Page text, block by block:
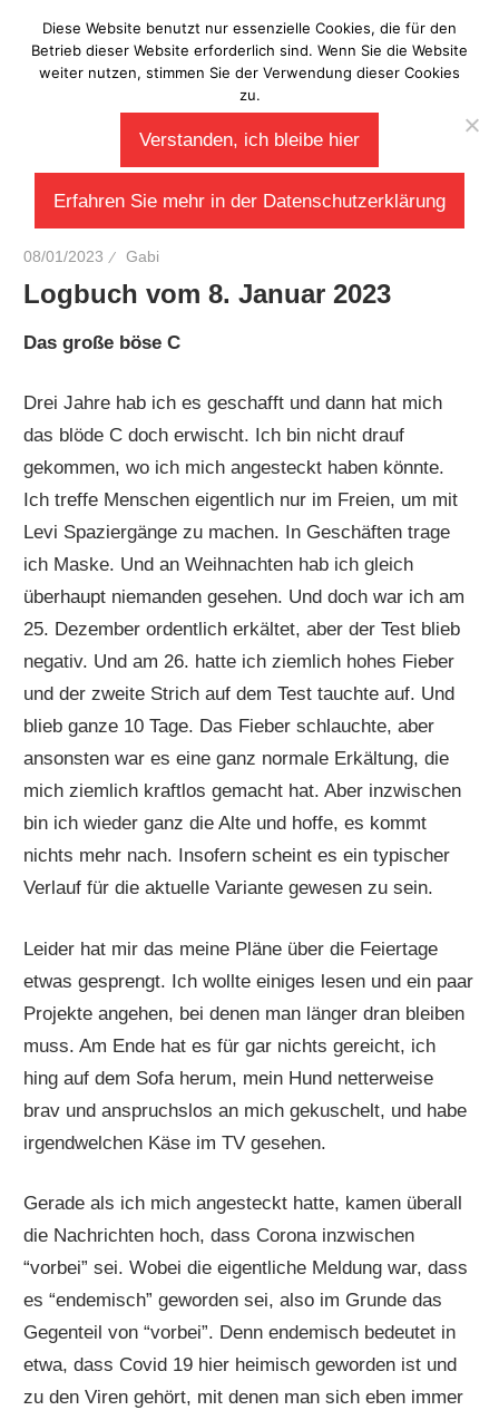
Inhalt
springen
Laberladen
08/01/2023 Gabi
Logbuch vom 8. Januar 2023
Das große böse C
Drei Jahre hab ich es geschafft und dann hat mich
das blöde C doch erwischt. Ich bin nicht drauf
gekommen, wo ich mich angesteckt haben könnte.
Ich treffe Menschen eigentlich nur im Freien, um mit
Levi Spaziergänge zu machen. In Geschäften trage
ich Maske. Und an Weihnachten hab ich gleich
überhaupt niemanden gesehen. Und doch war ich am
25. Dezember ordentlich erkältet, aber der Test blieb
negativ. Und am 26. hatte ich ziemlich hohes Fieber
und der zweite Strich auf dem Test tauchte auf. Und
blieb ganze 10 Tage. Das Fieber schlauchte, aber
ansonsten war es eine ganz normale Erkältung, die
mich ziemlich kraftlos gemacht hat. Aber inzwischen
bin ich wieder ganz die Alte und hoffe, es kommt
nichts mehr nach. Insofern scheint es ein typischer
Verlauf für die aktuelle Variante gewesen zu sein.
Leider hat mir das meine Pläne über die Feiertage
etwas gesprengt. Ich wollte einiges lesen und ein paar
Projekte angehen, bei denen man länger dran bleiben
muss. Am Ende hat es für gar nichts gereicht, ich
hing auf dem Sofa herum, mein Hund netterweise
brav und anspruchslos an mich gekuschelt, und habe
irgendwelchen Käse im TV gesehen.
Gerade als ich mich angesteckt hatte, kamen überall
die Nachrichten hoch, dass Corona inzwischen
“vorbei” sei. Wobei die eigentliche Meldung war, dass
es “endemisch” geworden sei, also im Grunde das
Gegenteil von “vorbei”. Denn endemisch bedeutet in
etwa, dass Covid 19 hier heimisch geworden ist und
zu den Viren gehört, mit denen man sich eben immer
Diese Website benutzt nur essenzielle Cookies, die für den
Betrieb dieser Website erforderlich sind. Wenn Sie die Website
weiter nutzen, stimmen Sie der Verwendung dieser Cookies
zu.
Verstanden, ich bleibe hier
Erfahren Sie mehr in der Datenschutzerklärung